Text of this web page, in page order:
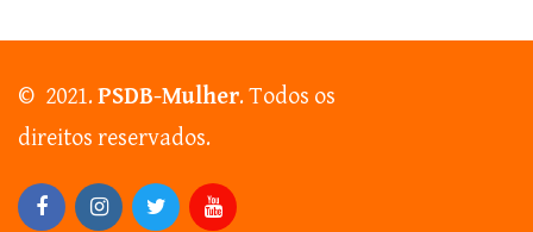
© 2021.PSDB-Mulher. Todos os
direitos reservados.